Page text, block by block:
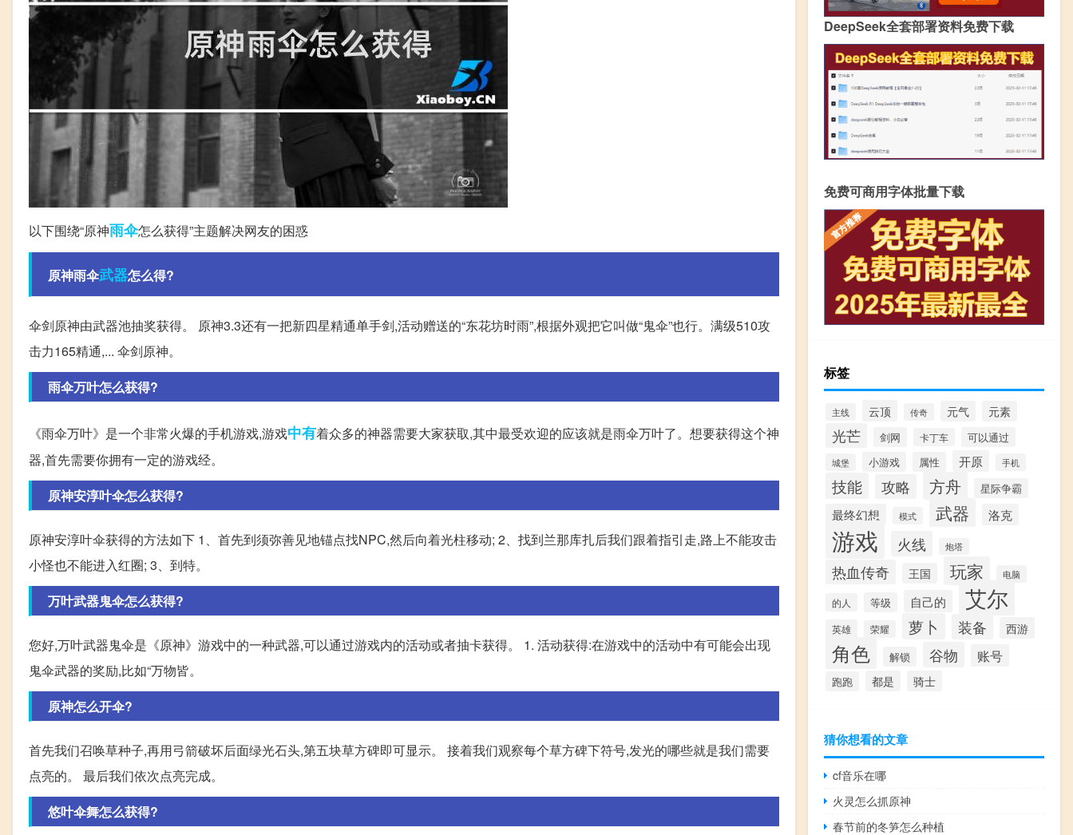
以下围绕“原神雨伞怎么获得”主题解决网友的困惑
原神雨伞武器怎么得?
伞剑原神由武器池抽奖获得。 原神3.3还有一把新四星精通单手剑,活动赠送的“东花坊时雨”,根据外观把它叫做“鬼伞”也行。满级510攻
击力165精通,... 伞剑原神。
雨伞万叶怎么获得?
《雨伞万叶》是一个非常火爆的手机游戏,游戏中有着众多的神器需要大家获取,其中最受欢迎的应该就是雨伞万叶了。想要获得这个神
器,首先需要你拥有一定的游戏经。
原神安淳叶伞怎么获得?
原神安淳叶伞获得的方法如下 1、首先到须弥善见地锚点找NPC,然后向着光柱移动; 2、找到兰那库扎后我们跟着指引走,路上不能攻击
小怪也不能进入红圈; 3、到特。
万叶武器鬼伞怎么获得?
您好,万叶武器鬼伞是《原神》游戏中的一种武器,可以通过游戏内的活动或者抽卡获得。 1. 活动获得:在游戏中的活动中有可能会出现
鬼伞武器的奖励,比如“万物皆。
原神怎么开伞?
首先我们召唤草种子,再用弓箭破坏后面绿光石头,第五块草方碑即可显示。 接着我们观察每个草方碑下符号,发光的哪些就是我们需要
点亮的。 最后我们依次点亮完成。
悠叶伞舞怎么获得?
DeepSeek全套部署资料免费下载
免费可商用字体批量下载
标签
主线 云顶 传奇 元气 元素
光芒 剑网 卡丁车 可以通过
城堡 小游戏 属性 开原 手机
技能 攻略 方舟 星际争霸
最终幻想 模式 武器 洛克
游戏 火线 炮塔
热血传奇 王国 玩家 电脑
的人 等级 自己的 艾尔
英雄 荣耀 萝卜 装备 西游
角色 解锁 谷物 账号
跑跑 都是 骑士
猜你想看的文章
cf音乐在哪
火灵怎么抓原神
春节前的冬笋怎么种植